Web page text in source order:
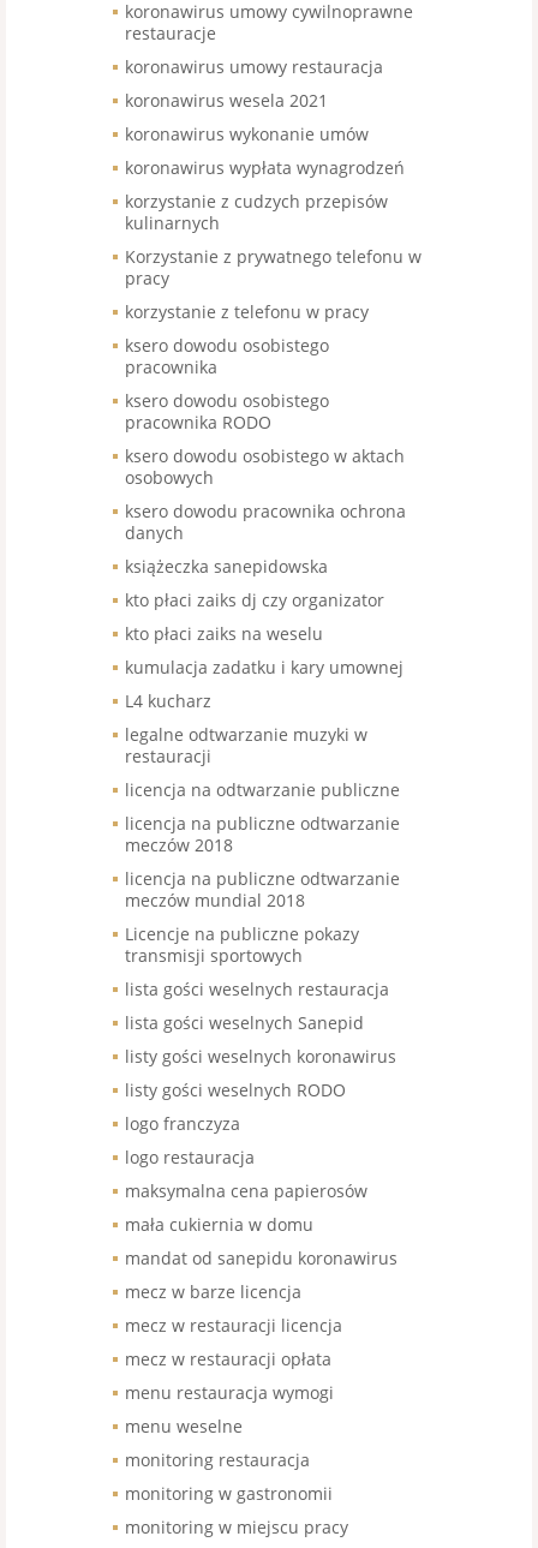
koronawirus umowy cywilnoprawne
restauracje
koronawirus umowy restauracja
koronawirus wesela 2021
koronawirus wykonanie umów
koronawirus wypłata wynagrodzeń
korzystanie z cudzych przepisów
kulinarnych
Korzystanie z prywatnego telefonu w
pracy
korzystanie z telefonu w pracy
ksero dowodu osobistego
pracownika
ksero dowodu osobistego
pracownika RODO
ksero dowodu osobistego w aktach
osobowych
ksero dowodu pracownika ochrona
danych
książeczka sanepidowska
kto płaci zaiks dj czy organizator
kto płaci zaiks na weselu
kumulacja zadatku i kary umownej
L4 kucharz
legalne odtwarzanie muzyki w
restauracji
licencja na odtwarzanie publiczne
licencja na publiczne odtwarzanie
meczów 2018
licencja na publiczne odtwarzanie
meczów mundial 2018
Licencje na publiczne pokazy
transmisji sportowych
lista gości weselnych restauracja
lista gości weselnych Sanepid
listy gości weselnych koronawirus
listy gości weselnych RODO
logo franczyza
logo restauracja
maksymalna cena papierosów
mała cukiernia w domu
mandat od sanepidu koronawirus
mecz w barze licencja
mecz w restauracji licencja
mecz w restauracji opłata
menu restauracja wymogi
menu weselne
monitoring restauracja
monitoring w gastronomii
monitoring w miejscu pracy